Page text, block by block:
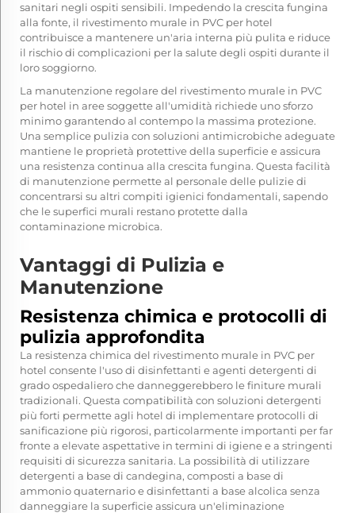
sanitari negli ospiti sensibili. Impedendo la crescita fungina
alla fonte, il rivestimento murale in PVC per hotel
contribuisce a mantenere un'aria interna più pulita e riduce
il rischio di complicazioni per la salute degli ospiti durante il
loro soggiorno.
La manutenzione regolare del rivestimento murale in PVC
per hotel in aree soggette all'umidità richiede uno sforzo
minimo garantendo al contempo la massima protezione.
Una semplice pulizia con soluzioni antimicrobiche adeguate
mantiene le proprietà protettive della superficie e assicura
una resistenza continua alla crescita fungina. Questa facilità
di manutenzione permette al personale delle pulizie di
concentrarsi su altri compiti igienici fondamentali, sapendo
che le superfici murali restano protette dalla
contaminazione microbica.
Vantaggi di Pulizia e
Manutenzione
Resistenza chimica e protocolli di
pulizia approfondita
La resistenza chimica del rivestimento murale in PVC per
hotel consente l'uso di disinfettanti e agenti detergenti di
grado ospedaliero che danneggerebbero le finiture murali
tradizionali. Questa compatibilità con soluzioni detergenti
più forti permette agli hotel di implementare protocolli di
sanificazione più rigorosi, particolarmente importanti per far
fronte a elevate aspettative in termini di igiene e a stringenti
requisiti di sicurezza sanitaria. La possibilità di utilizzare
detergenti a base di candegina, composti a base di
ammonio quaternario e disinfettanti a base alcolica senza
danneggiare la superficie assicura un'eliminazione